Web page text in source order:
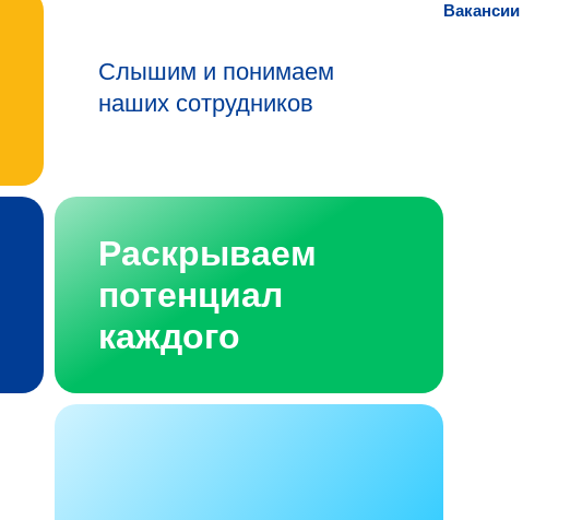
Вакансии
Слышим и понимаем
наших сотрудников
Раскрываем
потенциал
каждого